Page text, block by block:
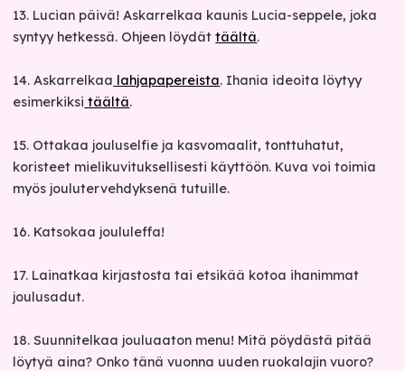
13. Lucian päivä! Askarrelkaa kaunis Lucia-seppele, joka
syntyy hetkessä. Ohjeen löydättäältä.
14. Askarrelkaa lahjapapereista. Ihania ideoita löytyy
esimerkiksi täältä.
15. Ottakaa jouluselfie ja kasvomaalit, tonttuhatut,
koristeet mielikuvituksellisesti käyttöön. Kuva voi toimia
myös joulutervehdyksenä tutuille.
16. Katsokaa joululeffa!
17. Lainatkaa kirjastosta tai etsikää kotoa ihanimmat
joulusadut.
18. Suunnitelkaa jouluaaton menu! Mitä pöydästä pitää
löytyä aina? Onko tänä vuonna uuden ruokalajin vuoro?